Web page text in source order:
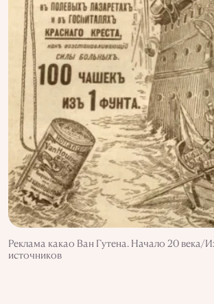
Реклама какао Ван Гутена. Начало 20 века/
источников